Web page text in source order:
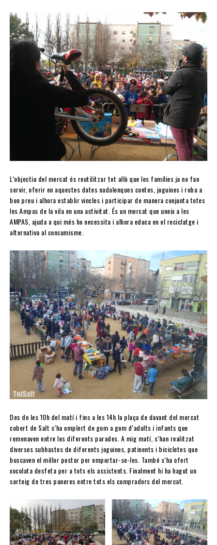
L’objectiu del mercat és reutilitzar tot allò que les famílies ja no fan
servir, oferir en aquestes dates nadalenques contes, joguines i roba a
bon preu i alhora establir vincles i participar de manera conjunta totes
les Ampas de la vila en una activitat. És un mercat que uneix a les
AMPAS, ajuda a qui més ho necessita i alhora educa en el reciclatge i
alternativa al consumisme.
Des de les 10h del matí i fins a les 14h la plaça de davant del mercat
cobert de Salt s’ha omplert de gom a gom d’adults i infants que
remenaven entre les diferents parades. A mig matí, s’han realitzat
diverses subhastes de diferents joguines, patinents i bicicletes que
buscaven el millor postor per emportar-se-les. També s’ha ofert
xocolata desfeta per a tots els assistents. Finalment hi ha hagut un
sorteig de tres paneres entre tots els compradors del mercat.